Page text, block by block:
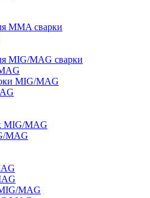
MMA сварки
MIG/MAG сварки
MIG/MAG
MIG/MAG
MAG
MAG